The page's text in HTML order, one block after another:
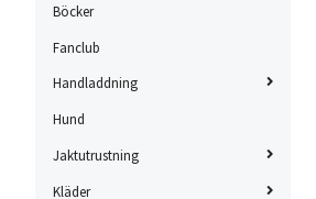
Böcker
Fanclub
Handladdning
Hund
Jaktutrustning
Kläder